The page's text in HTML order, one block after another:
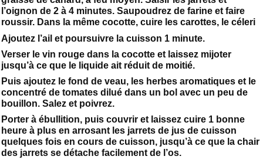
l’oignon de 2 à 4 minutes. Saupoudrez de farine et faire
roussir. Dans la même cocotte, cuire les carottes, le céleri
Ajoutez l’ail et poursuivre la cuisson 1 minute.
Verser le vin rouge dans la cocotte et laissez mijoter
jusqu’à ce que le liquide ait réduit de moitié.
Puis ajoutez le fond de veau, les herbes aromatiques et le
concentré de tomates dilué dans un bol avec un peu de
bouillon. Salez et poivrez.
Porter à ébullition, puis couvrir et laissez cuire 1 bonne
heure à plus en arrosant les jarrets de jus de cuisson
quelques fois en cours de cuisson, jusqu’à ce que la chair
des jarrets se détache facilement de l’os.